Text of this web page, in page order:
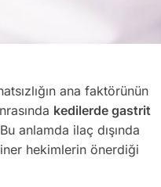
ana faktörünün
kedilerde gastrit
anlamda ilaç dışında
hekimlerin önerdiği